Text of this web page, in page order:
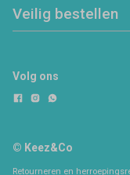
Veilig bestellen
Volg ons
© Keez&Co
Retourneren en